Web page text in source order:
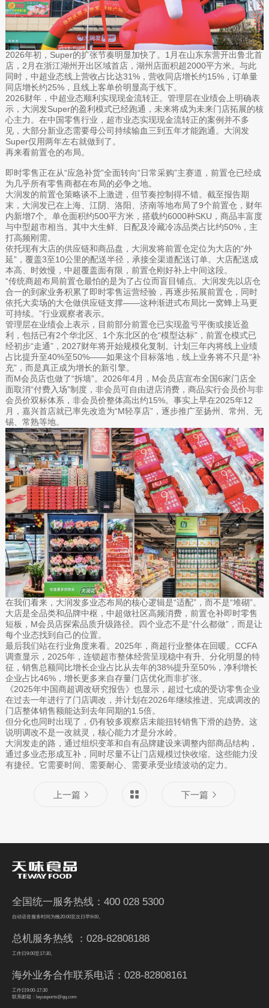
2026年初，Super的扩张节奏明显加快了。1月在山东东营开出鲁北首
店，2月在浙江湖州开出区域首店，湖州店面积超2000平方米。与此
同时，中超业态线上营收占比达31%，营收同店增长约15%，订单量
同店增长约25%，且线上客单价明显高于线下。
2026财年，中超业态顺利实现现金流转正。管理层在业绩会上明确表
示，大润发Super的盈利模式已经跑通，未来将成为未来门店拓展的核
心主力。在中国零售行业，超市业态实现现金流转正的案例并不多
见，大部分新业态需要母公司持续输血三到五年才能跑通。大润发
Super仅用两年左右就做到了。
再来看前置仓的布局。
即时零售正在从“应急补货”全面转向“日常采购”主赛道，前置仓已经成
为几乎所有零售商都在布局的必争之地。
大润发的前置仓策略谈不上激进，但节奏控制得不错。截至报告期
末，大润发已在上海、江阴、洛阳、济南等地布局了9个前置仓，财年
内新增7个。单仓面积约500平方米，搭载约6000种SKU，商品丰富度
与中型超市相当。其中大生鲜、日配及冷藏冷冻品类占比约50%，主
打高频刚需。
依托现有大店的供应链和商品盘，大润发将前置仓定位为大店的“外
延”，覆盖3至10公里的配送半径，承接全渠道配送订单。大店配送成
本高、时效慢，中超覆盖面有限，前置仓刚好补上中间这段。
“传统商超布局前置仓最怕的是为了占位而盲目铺点。大润发先以店仓
合一的到家业务积累了即时零售运营经验，再逐步拓展前置仓，同时
依托大卖场的大仓做供应链支撑——这种渐进式布局比一窝蜂上马更
可持续。”行业观察者表示。
管理层在业绩会上表示，目前部分前置仓已实现盈亏平衡或接近盈
利，包括已有2个华北区、1个东北区的仓“模型达标”，前置仓模式已
经初步“走通”，2027财年将开始规模化复制。计划三年内将线上业绩
占比提升至40%至50%——如果这个目标落地，线上业务将不只是“补
充”，而是真正成为增长的新引擎。
而M会员店也做了“拆墙”。2026年4月，M会员店宣布全国6家门店全
面取消“付费入场”制度，非会员可自由进店消费，商品实行会员价与非
会员价双标体系，非会员价整体高出约15%。事实上早在2025年12
月，嘉兴首店就已率先改造为“M轻享店”，逐步推广至扬州、常州、无
锡、常熟等地。
在我们看来，大润发多业态布局的核心逻辑是“适配”，而不是“堆砌”。
大店是全品类和品牌中枢，中超做社区高频消费，前置仓补即时零售
短板，M会员店探索品质升级路径。四个业态不是“什么都做”，而是让
每个业态找到自己的位置。
最后我们站在行业角度来看。2025年，商超行业整体在回暖。CCFA
调查显示，2025年，连锁超市整体经营呈现稳中有升、分化明显的特
征，销售总额同比增长企业占比从去年的38%提升至50%，净利增长
企业占比46%，增长更多来自存量门店优化而非扩张。
《2025年中国商超调改研究报告》也显示，超过七成的受访零售企业
在过去一年进行了门店调改，并计划在2026年继续推进。完成调改的
门店整体销售额能达到去年同期的1.5倍。
但分化也同时出现了，仍有较多观察店未能扭转销售下滑的趋势。这
说明调改不是一改就灵，核心能力才是分水岭。
大润发走的路，通过组织变革和自有品牌建设来调整内部商品结构，
通过多业态形成互补，同时尽量不让门店规模过快收缩。这些能力没
有捷径。它需要时间、需要耐心、需要承受业绩波动的定力。
上一篇 下一篇
全国统一服务热线：400 028 5300
自动语音服务时间为晚20:00至次日早9:00。
总机服务热线 ：028-82808188
工作日9:00至17:30。
海外业务合作联系电话：028-82808161
工作日9:00-17:30
联系邮箱：leyusports@qq.com